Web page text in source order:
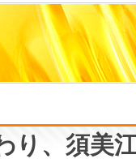
り、須美